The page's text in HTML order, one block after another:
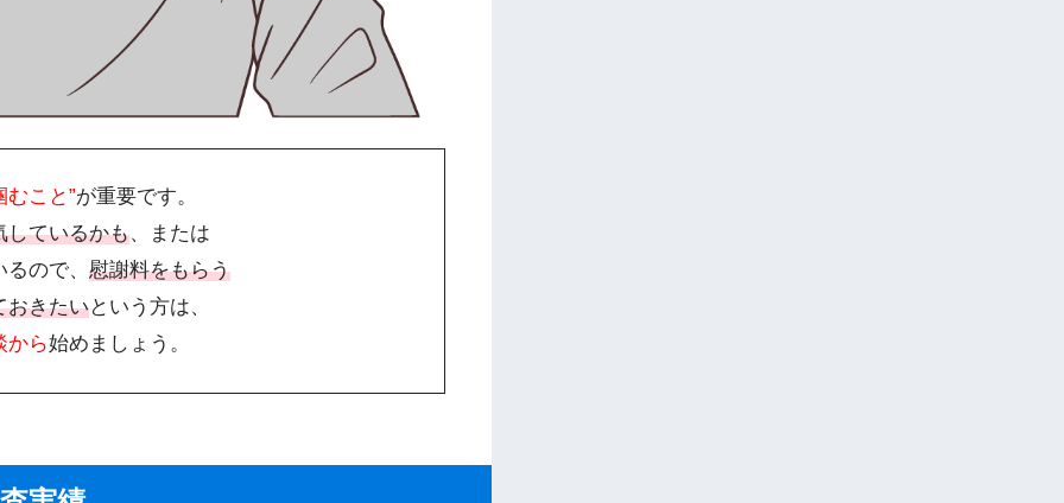
むこと”が重要です。
しているかも、または
ので、 慰謝料をもらう
おきたいという方は、
から始めましょう。